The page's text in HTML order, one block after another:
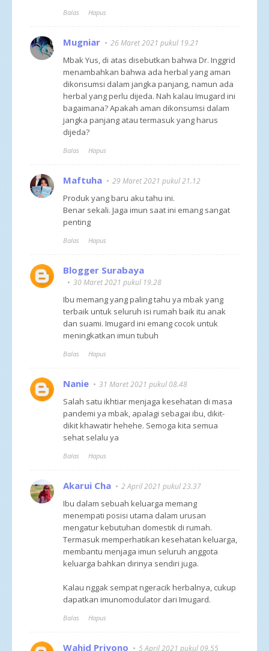
Balas Hapus
Mugniar 26 Maret 2021 pukul 19.21
Mbak Yus, di atas disebutkan bahwa Dr. Inggrid
menambahkan bahwa ada herbal yang aman
dikonsumsi dalam jangka panjang, namun ada
herbal yang perlu dijeda. Nah kalau Imugard ini
bagaimana? Apakah aman dikonsumsi dalam
jangka panjang atau termasuk yang harus
dijeda?
Balas Hapus
Maftuha 29 Maret 2021 pukul 21.12
Produk yang baru aku tahu ini.
Benar sekali. Jaga imun saat ini emang sangat
penting
Balas Hapus
Blogger Surabaya
30 Maret 2021 pukul 19.28
Ibu memang yang paling tahu ya mbak yang
terbaik untuk seluruh isi rumah baik itu anak
dan suami. Imugard ini emang cocok untuk
meningkatkan imun tubuh
Balas Hapus
Nanie 31 Maret 2021 pukul 08.48
Salah satu ikhtiar menjaga kesehatan di masa
pandemi ya mbak, apalagi sebagai ibu, dikit-
dikit khawatir hehehe. Semoga kita semua
sehat selalu ya
Balas Hapus
Akarui Cha 2 April 2021 pukul 23.37
Ibu dalam sebuah keluarga memang
menempati posisi utama dalam urusan
mengatur kebutuhan domestik di rumah.
Termasuk memperhatikan kesehatan keluarga,
membantu menjaga imun seluruh anggota
keluarga bahkan dirinya sendiri juga.
Kalau nggak sempat ngeracik herbalnya, cukup
dapatkan imunomodulator dari Imugard.
Balas Hapus
Wahid Priyono 5 April 2021 pukul 09.55